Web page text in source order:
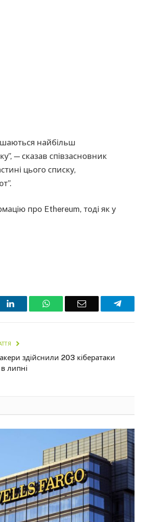
найбільш
— сказав співзасновник
цього списку,
про Ethereum, тоді як у
LinkedIn WhatsAppEmail Telegram
здійснили 203 кібератаки
липні